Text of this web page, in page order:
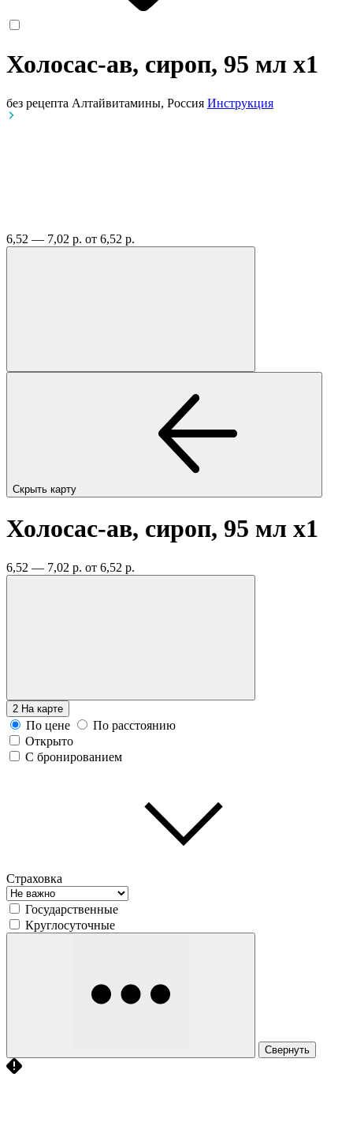
Холосас-ав, сироп, 95 мл x1
без рецепта Алтайвитамины, Россия Инструкция
6,52 — 7,02 р. от 6,52 р.
Скрыть карту
Холосас-ав, сироп, 95 мл x1
6,52 — 7,02 р. от 6,52 р.
2 На карте
По цене
По расстоянию
Открыто
С бронированием
Страховка
Государственные
Круглосуточные
Свернуть